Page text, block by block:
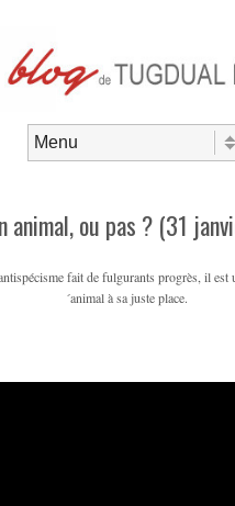
animal, ou pas ? (31
fait de fulgurants progrès, il est
´animal à sa juste place.